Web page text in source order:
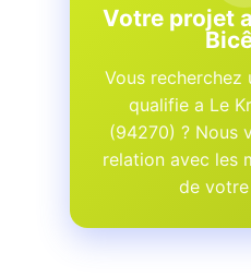
Votre projet
Vous recherchez
qualifie a Le
(94270) ? Nous
relation avec les
de